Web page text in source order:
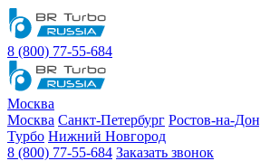
8 (800) 77-55-684
Москва
Москва Санкт-Петербург Ростов-на-
Турбо Нижний Новгород
8 (800) 77-55-684 Заказать звонок